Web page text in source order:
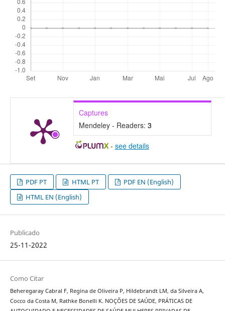
Captures
Mendeley - Readers: 3
- see details
PDF PT HTML PT
PDF EN (English)
HTML EN (English)
Publicado
25-11-2022
Como Citar
Beheregaray Cabral F, Regina de Oliveira P, Hildebrandt LM, da Silveira A,
Cocco da Costa M, Rathke Bonelli K. NOÇÕES DE SAÚDE, PRÁTICAS DE